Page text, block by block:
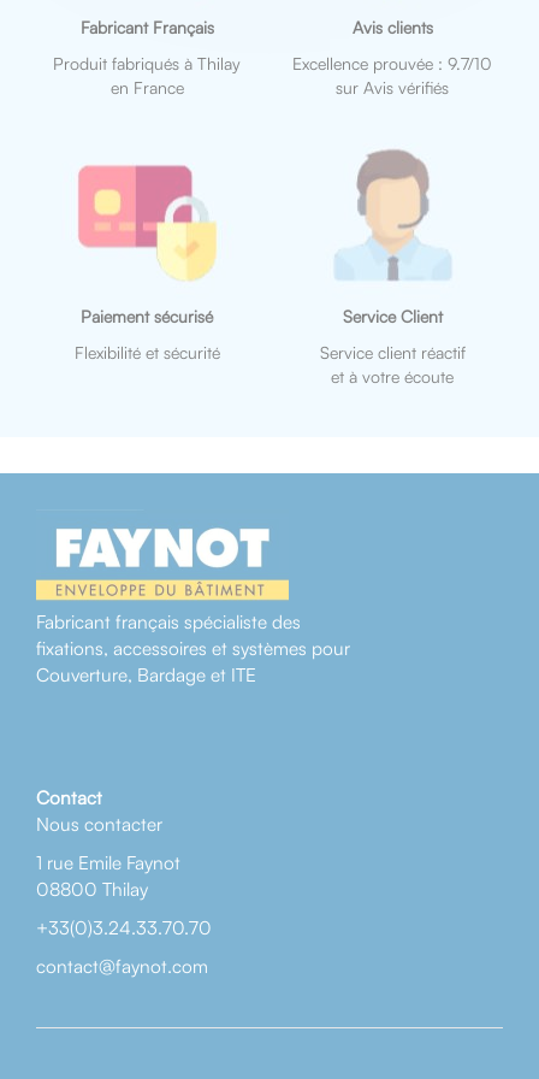
Fabricant Français
Produit fabriqués à Thilay
en France
Avis clients
Excellence prouvée : 9.7/10
sur Avis vérifiés
Paiement sécurisé
Flexibilité et sécurité
Service Client
Service client réactif
et à votre écoute
Fabricant français spécialiste des
fixations, accessoires et systèmes pour
Couverture, Bardage et ITE
Contact
Nous contacter
1 rue Emile Faynot
08800 Thilay
+33(0)3.24.33.70.70
contact@faynot.com